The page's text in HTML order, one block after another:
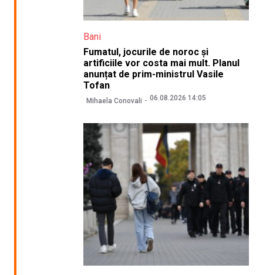
Bani
Fumatul, jocurile de noroc și
artificiile vor costa mai mult. Planul
anunțat de prim-ministrul Vasile
Tofan
Mihaela Conovali 06.08.2026 14:05